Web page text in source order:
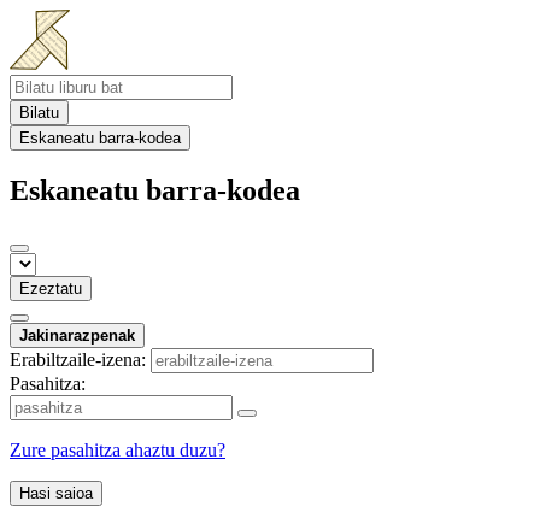
Bilatu
Eskaneatu barra-kodea
Eskaneatu barra-kodea
Ezeztatu
Jakinarazpenak
Erabiltzaile-izena:
Pasahitza:
Zure pasahitza ahaztu duzu?
Hasi saioa